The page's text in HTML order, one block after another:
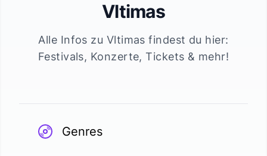
Vltimas
Alle Infos zu Vltimas findest du hier:
Festivals, Konzerte, Tickets & mehr!
Genres